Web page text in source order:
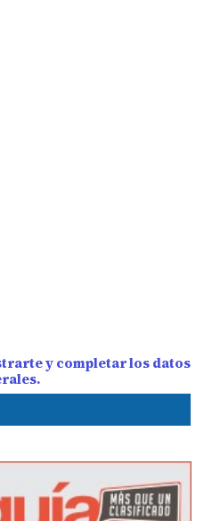
y completar los datos